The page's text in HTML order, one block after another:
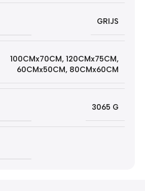
GRIJS
100CMx70CM, 120CMx75CM,
60CMx50CM, 80CMx60CM
3065 G